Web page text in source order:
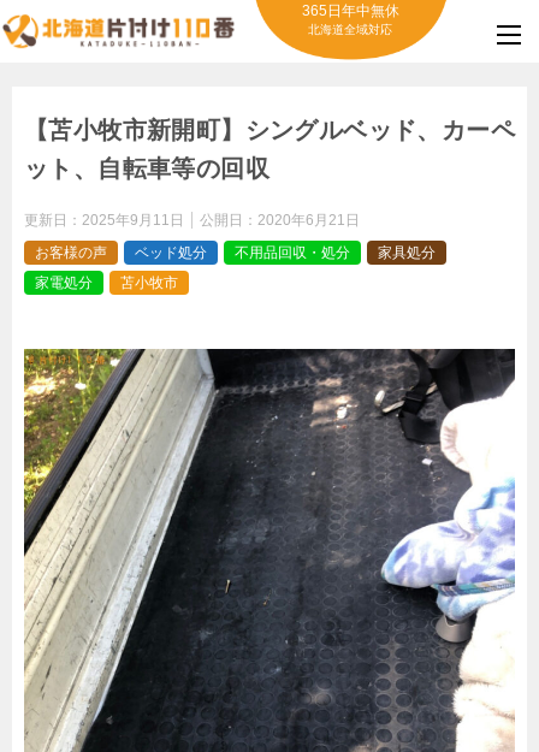
365日年中無休
北海道全域対応
【苫小牧市新開町】シングルベッド、カーペ
ット、自転車等の回収
更新日： 2025年9月11日 公開日： 2020年6月21日
お客様の声
ベッド処分 不用品回収・処分
家具処分
家電処分
苫小牧市